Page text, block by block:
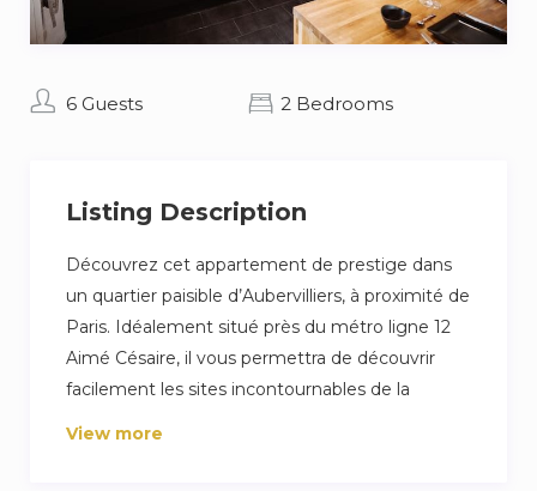
6 Guests 2 Bedrooms
Listing Description
Découvrez cet appartement de prestige dans
un quartier paisible d’Aubervilliers, à proximité de
Paris. Idéalement situé près du métro ligne 12
Aimé Césaire, il vous permettra de découvrir
facilement les sites incontournables de la
capitale. Profitez également de la proximité du
View more